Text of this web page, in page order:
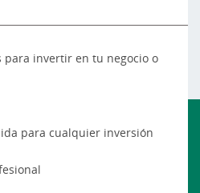
para invertir en tu negocio o
para cualquier inversión